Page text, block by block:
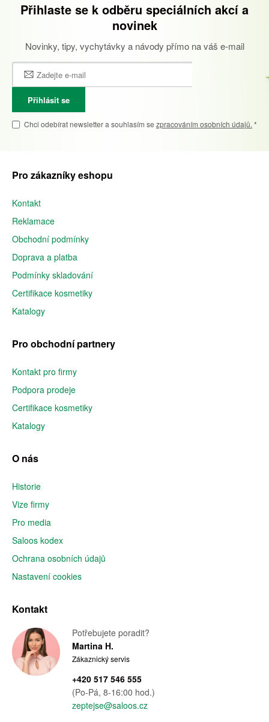
Přihlaste se k odběru speciálních akcí a
novinek
Novinky, tipy, vychytávky a návody přímo na váš e-mail
Přihlásit se
Chci odebírat newsletter a souhlasím se zpracováním osobních údajů. *
Pro zákazníky eshopu
Kontakt
Reklamace
Obchodní podmínky
Doprava a platba
Podmínky skladování
Certifikace kosmetiky
Katalogy
Pro obchodní partnery
Kontakt pro firmy
Podpora prodeje
Certifikace kosmetiky
Katalogy
O nás
Historie
Vize firmy
Pro media
Saloos kodex
Ochrana osobních údajů
Nastavení cookies
Kontakt
Potřebujete poradit?
Martina H.
Zákaznický servis
+420 517 546 555
(Po-Pá, 8-16:00 hod.)
zeptejse@saloos.cz